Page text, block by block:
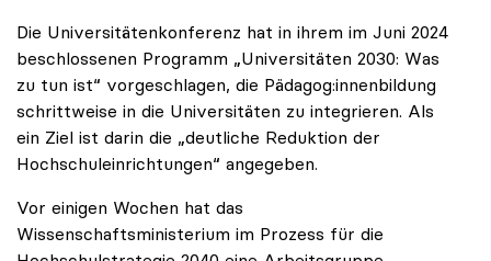
Die Universitätenkonferenz hat in ihrem im Juni 2024
beschlossenen Programm „Universitäten 2030: Was
zu tun ist“ vorgeschlagen, die Pädagog:innenbildung
schrittweise in die Universitäten zu integrieren. Als
ein Ziel ist darin die „deutliche Reduktion der
Hochschuleinrichtungen“ angegeben.
Vor einigen Wochen hat das
Wissenschaftsministerium im Prozess für die